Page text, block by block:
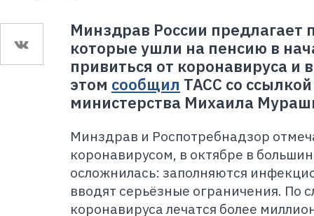
Минздрав России
которые ушли на пенсию в
привиться от коронавируса и
этом сообщил ТАСС со
министерства Михаила
Минздрав и Роспотребнадзор
коронавирусом, в октябре в
осложнилась: заполняются
вводят серьёзные ограничения. По
коронавируса лечатся более